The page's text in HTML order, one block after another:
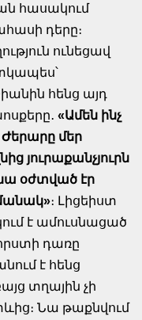
հասակում
դերը։
ունեցավ
հենց այդ
«Ամեն ինչ
մեր
յուրաքանչյուրն
օժտված էր
։ Լիցեիստ
է ամուսնացած
դառը
է հենց
տղային չի
Նա թաքնվում